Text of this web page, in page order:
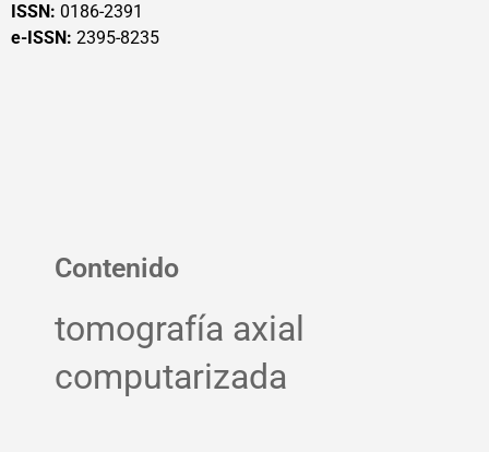
ISSN: 0186-2391
e-ISSN: 2395-8235
Contenido
tomografía axial
computarizada